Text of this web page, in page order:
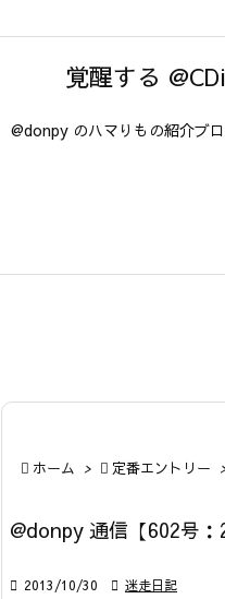
覚醒する
@donpy のハマりもの紹介ブ
 ホーム >  定番エントリー
@donpy 通信【602号
 2013/10/30  迷走日記